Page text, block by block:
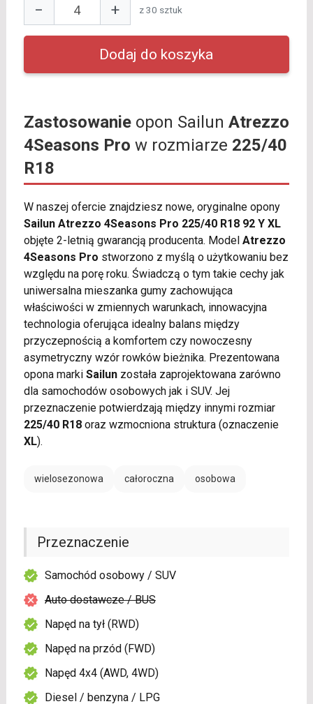
− + z 30 sztuk
Zastosowanieopon Sailun Atrezzo
4Seasons Pro w rozmiarze 225/40
R18
W naszej ofercie znajdziesz nowe, oryginalne opony
Sailun Atrezzo 4Seasons Pro 225/40 R18 92 Y XL
objęte 2-letnią gwarancją producenta. Model Atrezzo
4Seasons Pro stworzono z myślą o użytkowaniu bez
względu na porę roku. Świadczą o tym takie cechy jak
uniwersalna mieszanka gumy zachowująca
właściwości w zmiennych warunkach, innowacyjna
technologia oferująca idealny balans między
przyczepnością a komfortem czy nowoczesny
asymetryczny wzór rowków bieżnika. Prezentowana
opona marki Sailunzostała zaprojektowana zarówno
dla samochodów osobowych jak i SUV. Jej
przeznaczenie potwierdzają między innymi rozmiar
225/40 R18oraz wzmocniona struktura (oznaczenie
XL).
wielosezonowa całoroczna osobowa
Przeznaczenie
Samochód osobowy / SUV
Auto dostawcze / BUS
Napęd na tył (RWD)
Napęd na przód (FWD)
Napęd 4x4 (AWD, 4WD)
Diesel / benzyna / LPG